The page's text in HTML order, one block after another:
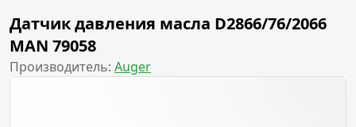
Датчик давления масла D2866/76/2066
MAN 79058
Производитель: Auger